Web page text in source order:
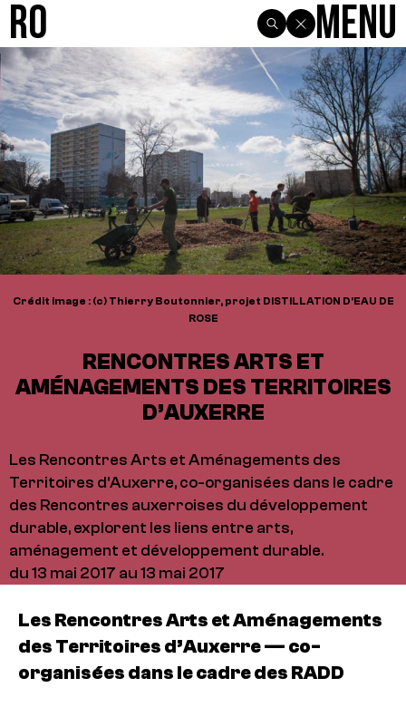
R0 Menu
Crédit image : (c) Thierry Boutonnier, projet DISTILLATION D’EAU DE
ROSE
RENCONTRES ARTS ET
AMÉNAGEMENTS DES TERRITOIRES
D’AUXERRE
Les Rencontres Arts et Aménagements des
Territoires d'Auxerre, co-organisées dans le cadre
des Rencontres auxerroises du développement
durable, explorent les liens entre arts,
aménagement et développement durable.
du 13 mai 2017 au 13 mai 2017
Les Rencontres Arts et Aménagements
des Territoires d’Auxerre — co-
organisées dans le cadre des RADD